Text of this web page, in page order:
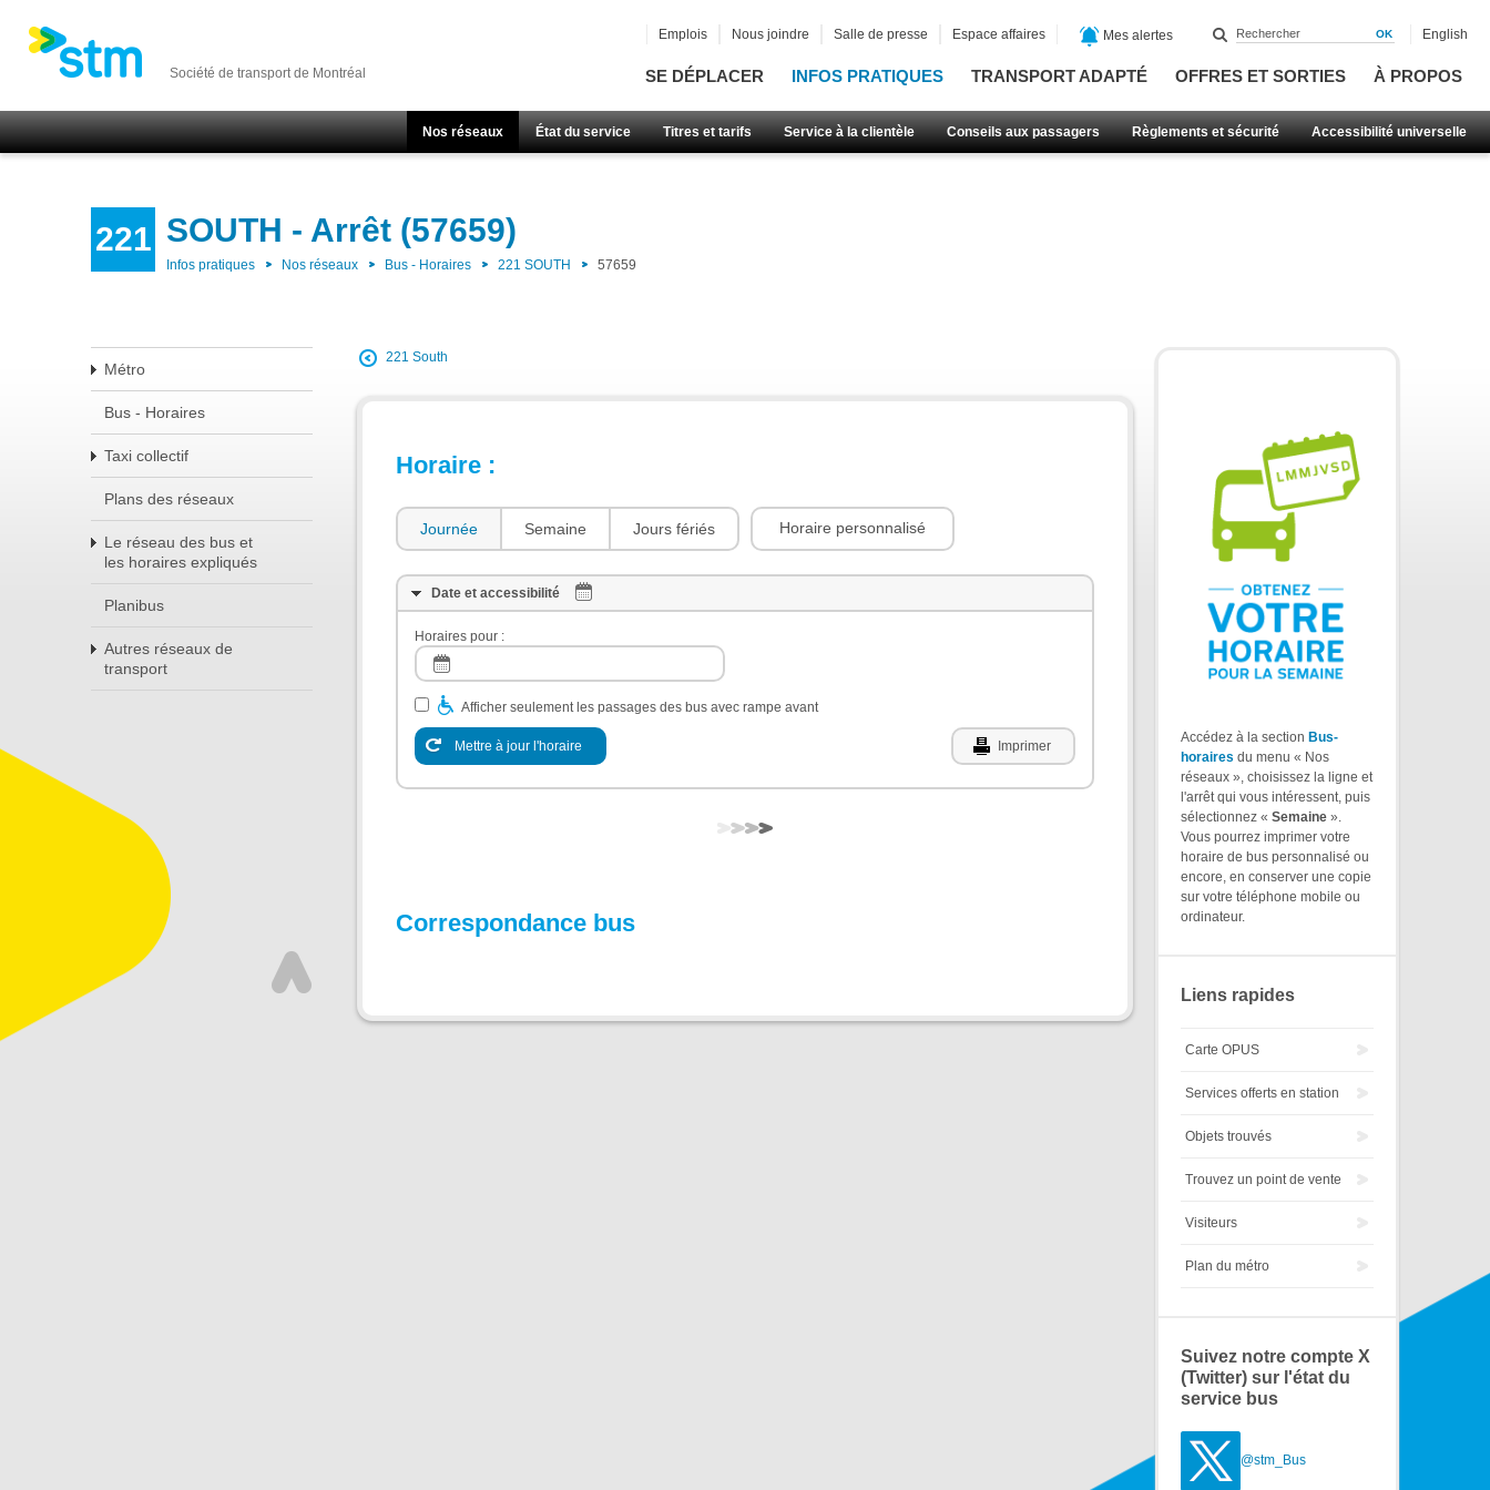
Société de transport de Montréal SE DÉPLACER INFOS PRATIQUES TRANSPORT ADAPTÉ OFFRES ET SORTIES À PROPOS
Nos réseaux État du service Titres et tarifs Service à la clientèle Conseils aux passagers Règlements et sécurité Accessibilité universelle
Emplois Nous joindre Salle de presse Espace affaires Mes alertes English
221 SOUTH - Arrêt (57659)
Infos pratiques Nos réseaux Bus - Horaires 221 SOUTH 57659
Métro
Bus - Horaires
Taxi collectif
Plans des réseaux
Le réseau des bus et
les horaires expliqués
Planibus
Autres réseaux de
transport
221 South
Horaire :
Journée Semaine Jours fériés Horaire personnalisé
Date et accessibilité
Horaires pour :
Afficher seulement les passages des bus avec rampe avant
Mettre à jour l'horaire Imprimer
Correspondance bus
Accédez à la section Bus-
horaires du menu « Nos
réseaux », choisissez la ligne et
l'arrêt qui vous intéressent, puis
sélectionnez « Semaine ».
Vous pourrez imprimer votre
horaire de bus personnalisé ou
encore, en conserver une copie
sur votre téléphone mobile ou
ordinateur.
Liens rapides
Carte OPUS
Services offerts en station
Objets trouvés
Trouvez un point de vente
Visiteurs
Plan du métro
Suivez notre compte X
(Twitter) sur l'état du
service bus
@stm_Bus